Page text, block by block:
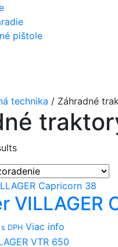
pištole
technika / Záhradné
VILLAGER
s DPH Viac info